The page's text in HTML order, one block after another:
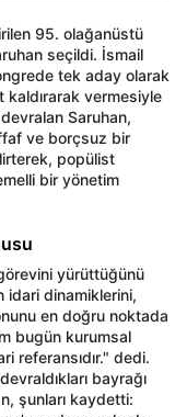
95. olağanüstü
seçildi. İsmail
tek aday olarak
kaldırarak vermesiyle
Saruhan,
ve borçsuz bir
popülist
bir yönetim
yürüttüğünü
idari dinamiklerini,
en doğru noktada
bugün kurumsal
referansıdır." dedi.
bayrağı
şunları kaydetti: